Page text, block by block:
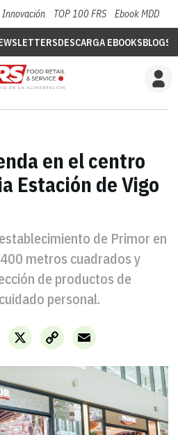
TOP 100 FRS Ebook MDD
DESCARGA EBOOKSBLOGS
en el centro
Estación de Vigo
de Primor en
metros cuadrados y
de productos de
personal.
X
Copy
Link
Email